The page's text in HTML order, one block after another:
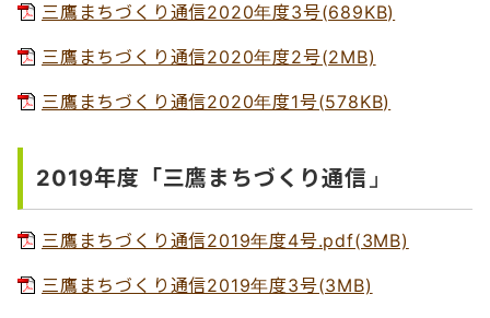
三鷹まちづくり通信2020年度3号(689KB)
三鷹まちづくり通信2020年度2号(2MB)
三鷹まちづくり通信2020年度1号(578KB)
2019年度「三鷹まちづくり通信」
三鷹まちづくり通信2019年度4号.pdf(3MB)
三鷹まちづくり通信2019年度3号(3MB)